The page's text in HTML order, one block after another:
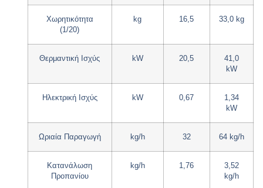
Χωρητικότητα
(1/20)
kg 16,5 33,0 kg
Θερμαντική Ισχύς kW 20,5
41,0
kW
Ηλεκτρική Ισχύς kW 0,67
1,34
kW
Ωριαία Παραγωγή kg/h 32 64 kg/h
Κατανάλωση
Προπανίου
kg/h 1,76
3,52
kg/h